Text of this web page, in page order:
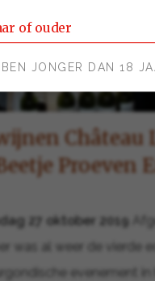
Château
Proeven
27 oktober 2019
was al weer de vierde
evenement in
of ouder
JONGER DAN 18